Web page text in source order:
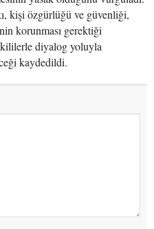
kişi özgürlüğü ve güvenliği,
korunması gerektiği
diyalog yoluyla
kaydedildi.